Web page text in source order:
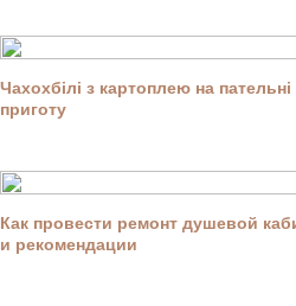
Чахохбілі з картоплею на
приготу
Как провести ремонт душевой
и рекомендации